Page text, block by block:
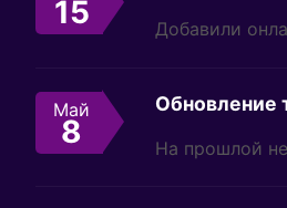
15 Добавили
Май
8
Обновление
На прошлой